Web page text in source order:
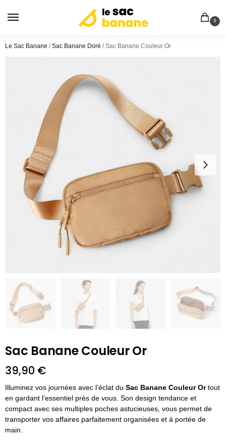
0
Le Sac Banane /Sac Banane Doré /Sac Banane Couleur Or
Sac Banane Couleur Or
39,90 €
Illuminez vos journées avec l’éclat du Sac Banane Couleur Ortout
en gardant l’essentiel près de vous. Son design tendance et
compact avec ses multiples poches astucieuses, vous permet de
transporter vos affaires parfaitement organisées et à portée de
main.